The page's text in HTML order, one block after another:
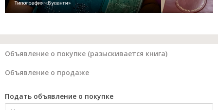
Объявление о покупке (разыскивается книга)
Объявление о продаже
Подать объявление о покупке